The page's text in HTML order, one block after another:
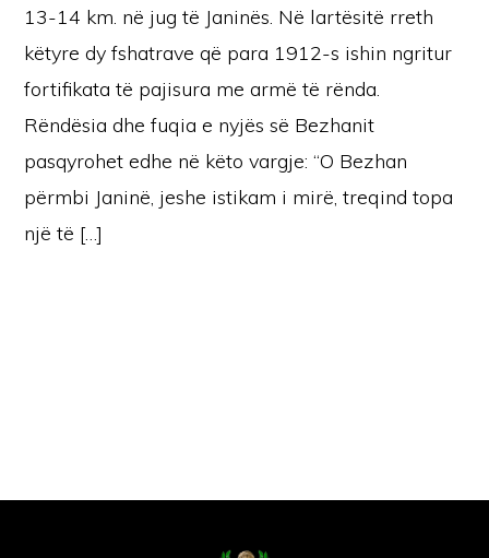
13-14 km. në jug të Janinës. Në lartësitë rreth
këtyre dy fshatrave që para 1912-s ishin ngritur
fortifikata të pajisura me armë të rënda.
Rëndësia dhe fuqia e nyjës së Bezhanit
pasqyrohet edhe në këto vargje: “O Bezhan
përmbi Janinë, jeshe istikam i mirë, treqind topa
një të […]